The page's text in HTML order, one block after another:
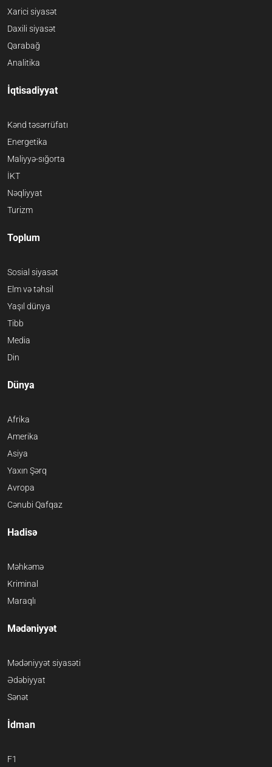
Xarici siyasət
Daxili siyasət
Qarabağ
Analitika
İqtisadiyyat
Kənd təsərrüfatı
Energetika
Maliyyə-sığorta
İKT
Nəqliyyat
Turizm
Toplum
Sosial siyasət
Elm və təhsil
Yaşıl dünya
Tibb
Media
Din
Dünya
Afrika
Amerika
Asiya
Yaxın Şərq
Avropa
Cənubi Qafqaz
Hadisə
Məhkəmə
Kriminal
Maraqlı
Mədəniyyət
Mədəniyyət siyasəti
Ədəbiyyat
Sənət
İdman
F1